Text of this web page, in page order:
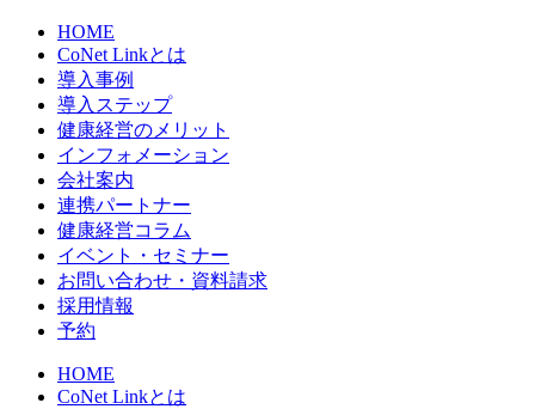
HOME
CoNet Linkとは
導入事例
導入ステップ
健康経営のメリット
インフォメーション
会社案内
連携パートナー
健康経営コラム
イベント・セミナー
お問い合わせ・資料請求
採用情報
予約
HOME
CoNet Linkとは